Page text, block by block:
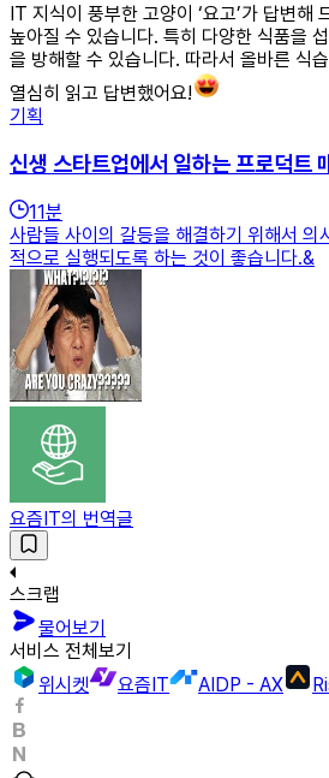
IT 지식이 풍부한 고양이 ‘요고’가 답변해
높아질 수 있습니다. 특히 다양한 식품을
을 방해할 수 있습니다. 따라서 올바른 식
열심히 읽고 답변했어요!
기획
신생 스타트업에서 일하는 프로덕트
11분
사람들 사이의 갈등을 해결하기 위해서
적으로 실행되도록 하는 것이 좋습니다.&
요즘IT의 번역글
스크랩
물어보기
서비스 전체보기
위시켓
요즘IT AIDP - AX